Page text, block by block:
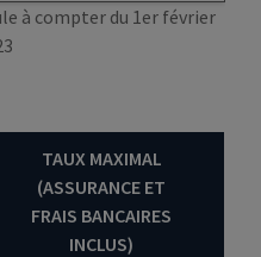
à compter du 1er février
TAUX MAXIMAL
(ASSURANCE ET
FRAIS BANCAIRES
INCLUS)